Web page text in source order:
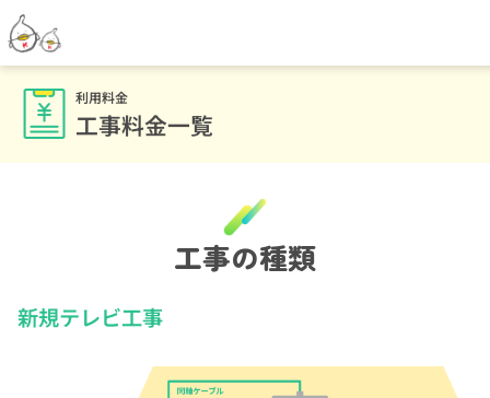
利用料金
工事料金一覧
工事の種類
新規テレビ工事